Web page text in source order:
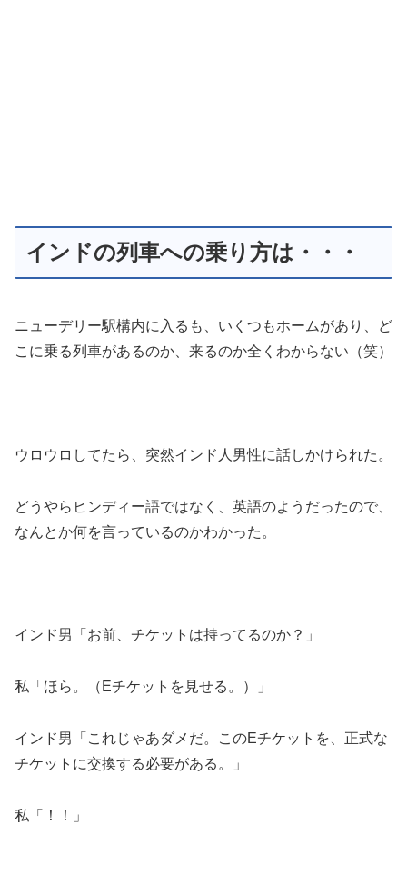
インドの列車への乗り方は・・・
ニューデリー駅構内に入るも、いくつもホームがあり、ど
こに乗る列車があるのか、来るのか全くわからない（笑）
ウロウロしてたら、突然インド人男性に話しかけられた。
どうやらヒンディー語ではなく、英語のようだったので、
なんとか何を言っているのかわかった。
インド男「お前、チケットは持ってるのか？」
私「ほら。（Eチケットを見せる。）」
インド男「これじゃあダメだ。このEチケットを、正式な
チケットに交換する必要がある。」
私「！！」